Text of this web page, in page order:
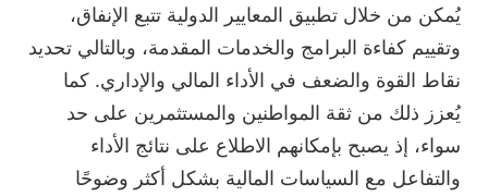
يُمكن من خلال تطبيق المعايير الدولية تتبع الإنفاق،
وتقييم كفاءة البرامج والخدمات المقدمة، وبالتالي تحديد
نقاط القوة والضعف في الأداء المالي والإداري. كما
يُعزز ذلك من ثقة المواطنين والمستثمرين على حد
سواء، إذ يصبح بإمكانهم الاطلاع على نتائج الأداء
والتفاعل مع السياسات المالية بشكل أكثر وضوحًا